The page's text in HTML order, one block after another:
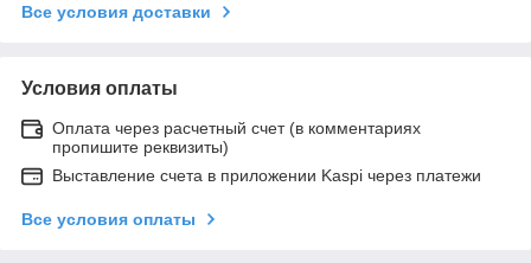
Все условия доставки
Условия оплаты
Оплата через расчетный счет (в комментариях
пропишите реквизиты)
Выставление счета в приложении Kaspi через платежи
Все условия оплаты